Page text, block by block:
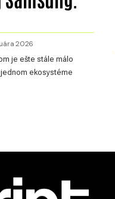
2026
je ešte stále málo
ekosystéme